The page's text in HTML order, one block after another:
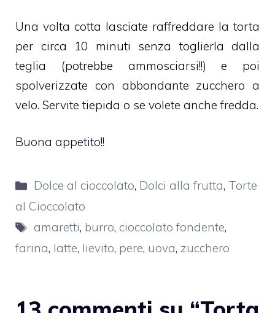
Una volta cotta lasciate raffreddare la torta
per circa 10 minuti senza toglierla dalla
teglia (potrebbe ammosciarsi!!) e poi
spolverizzate con abbondante zucchero a
velo. Servite tiepida o se volete anche fredda.
Buona appetito!!
Categorie
Dolce al cioccolato, Dolci alla frutta, Torte
al Cioccolato
Tag
amaretti, burro, cioccolato fondente,
farina, latte, lievito, pere, uova, zucchero